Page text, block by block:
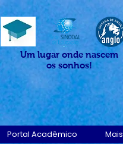
Um lugar onde nascem
os sonhos!
Portal Acadêmico Mais